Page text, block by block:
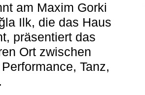
am Maxim Gorki
Ilk, die das Haus
präsentiert das
Ort zwischen
Tanz,